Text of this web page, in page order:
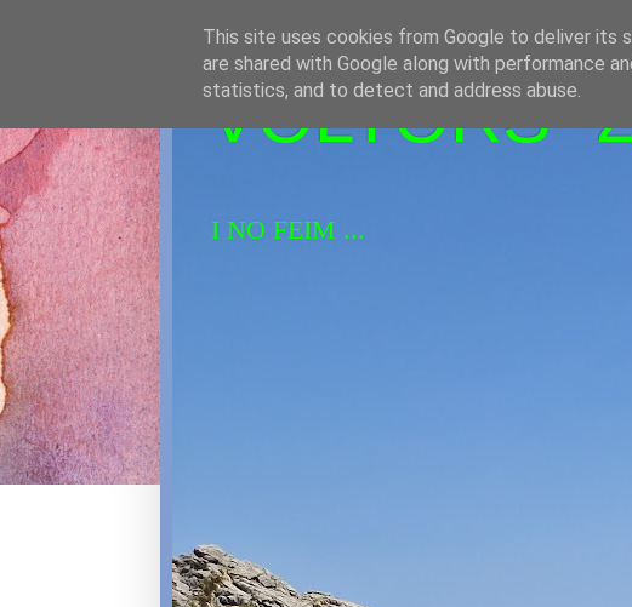
VOLTORS -
I NO FEIM ...
This site uses cookies from Google to deliver its
are shared with Google along with performance
statistics, and to detect and address abuse.